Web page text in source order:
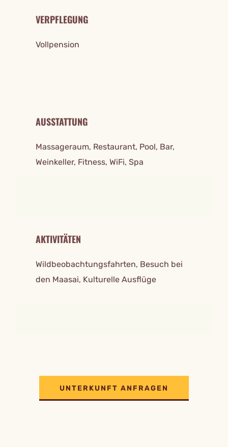
VERPFLEGUNG
Vollpension
AUSSTATTUNG
Massageraum, Restaurant, Pool, Bar,
Weinkeller, Fitness, WiFi, Spa
AKTIVITÄTEN
Wildbeobachtungsfahrten, Besuch bei
den Maasai, Kulturelle Ausflüge
UNTERKUNFT ANFRAGEN